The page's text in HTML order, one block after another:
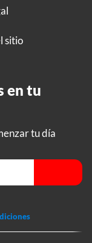
sitio
en tu
tu día